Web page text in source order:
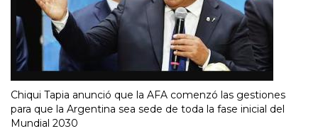
Chiqui Tapia anunció que la AFA comenzó las gestiones
para que la Argentina sea sede de toda la fase inicial del
Mundial 2030